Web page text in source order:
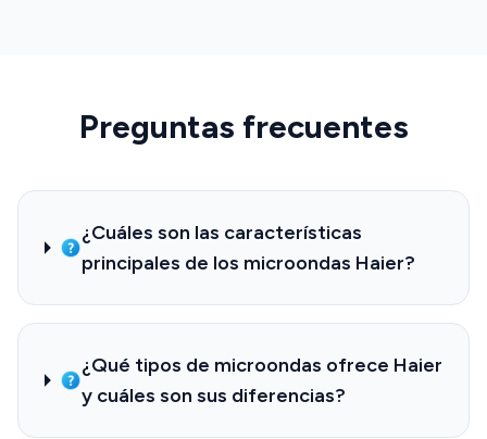
Preguntas frecuentes
¿Cuáles son las características
principales de los microondas Haier?
¿Qué tipos de microondas ofrece Haier
y cuáles son sus diferencias?